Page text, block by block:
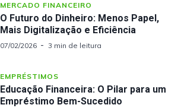
MERCADO FINANCEIRO
O Futuro do Dinheiro: Menos Papel,
Mais Digitalização e Eficiência
07/02/2026 3 min de leitura
EMPRÉSTIMOS
Educação Financeira: O Pilar para um
Empréstimo Bem-Sucedido